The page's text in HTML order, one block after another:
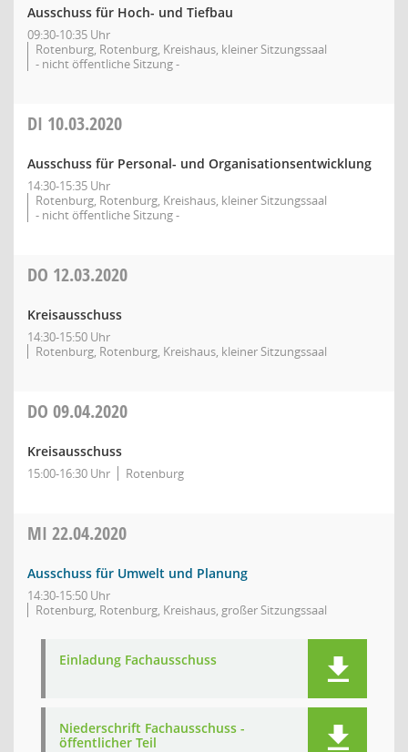
Ausschuss für Hoch- und Tiefbau
09:30-10:35 Uhr
Rotenburg, Rotenburg, Kreishaus, kleiner Sitzungssaal
- nicht öffentliche Sitzung -
DI 10.03.2020
Ausschuss für Personal- und Organisationsentwicklung
14:30-15:35 Uhr
Rotenburg, Rotenburg, Kreishaus, kleiner Sitzungssaal
- nicht öffentliche Sitzung -
DO 12.03.2020
Kreisausschuss
14:30-15:50 Uhr
Rotenburg, Rotenburg, Kreishaus, kleiner Sitzungssaal
DO 09.04.2020
Kreisausschuss
15:00-16:30 Uhr Rotenburg
MI 22.04.2020
Ausschuss für Umwelt und Planung
14:30-15:50 Uhr
Rotenburg, Rotenburg, Kreishaus, großer Sitzungssaal
Einladung Fachausschuss
Niederschrift Fachausschuss -
öffentlicher Teil